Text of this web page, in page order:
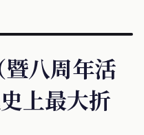
八周年活
上最大折